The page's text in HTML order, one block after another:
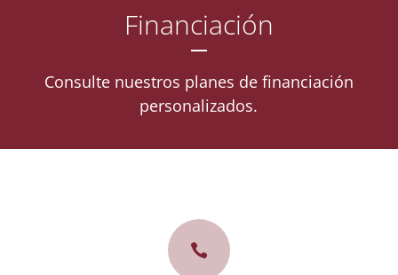
Financiación
Consulte nuestros planes de financiación
personalizados.
